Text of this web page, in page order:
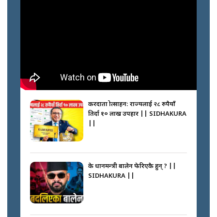
करदाता प्रोत्साहन: राज्यलाई २८ रुपैयाँ
तिर्दा १० लाख उपहार || SIDHAKURA
के प्रधानमन्त्री बालेन फेरिएकै हुन् ? ||
SIDHAKURA ||